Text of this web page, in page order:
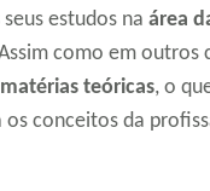
estudos na área
como em outros
matérias teóricas, o
os conceitos da